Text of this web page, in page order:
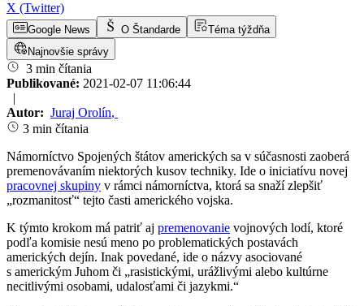
X (Twitter)
Google News O Štandarde
Téma týždňa
Najnovšie správy
3 min čítania
Publikované: 2021-02-07 11:06:44
|
Autor: Juraj Orolín,
3 min čítania
Námorníctvo Spojených štátov amerických sa v súčasnosti zaoberá
premenovávaním niektorých kusov techniky. Ide o iniciatívu novej
pracovnej skupiny v rámci námorníctva, ktorá sa snaží zlepšiť
„rozmanitosť“ tejto časti amerického vojska.
K týmto krokom má patriť aj premenovanie vojnových lodí, ktoré
podľa komisie nesú meno po problematických postavách
amerických dejín. Inak povedané, ide o názvy asociované
s americkým Juhom či „rasistickými, urážlivými alebo kultúrne
necitlivými osobami, udalosťami či jazykmi.“